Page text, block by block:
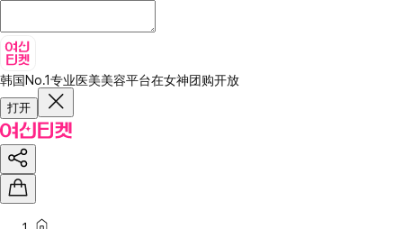
韩国No.1专业医美美容平台在女神团购开放
打开